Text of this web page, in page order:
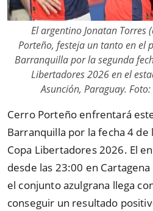
El argentino Jonatan Torres
Porteño, festeja un tanto en el
Barranquilla por la segunda
Libertadores 2026 en el
Asunción, Paraguay.
Cerro Porteño enfrentará
Barranquilla por la fecha 4 de
Copa Libertadores 2026. El
desde las 23:00 en
el conjunto azulgrana llega
conseguir un resultado